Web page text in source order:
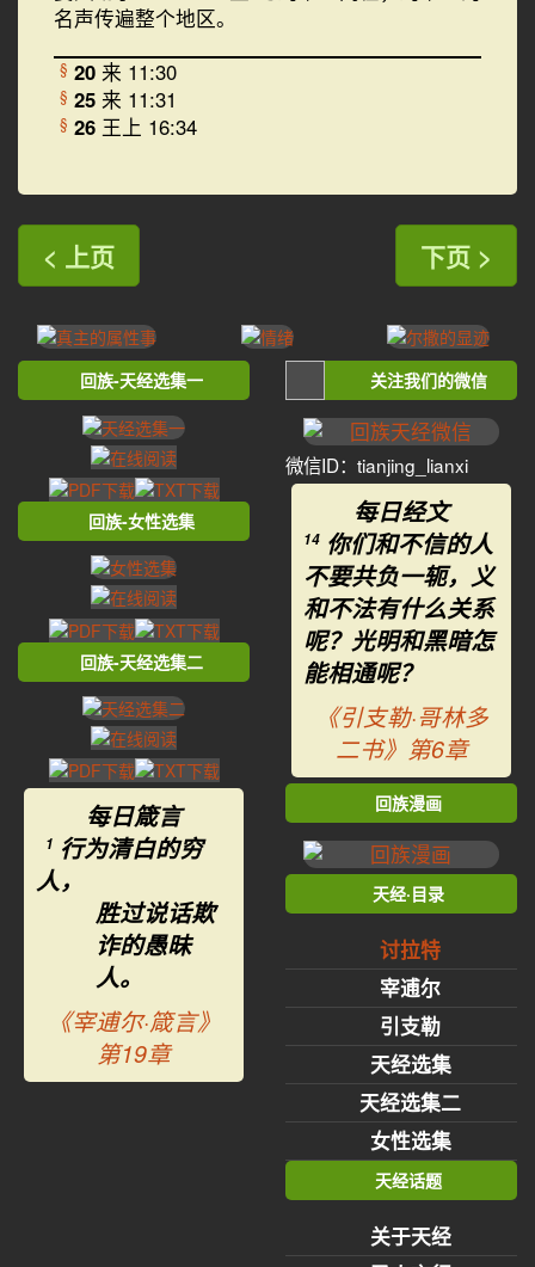
名声传遍整个地区。
§ 20 来 11:30
§ 25 来 11:31
§ 26 王上 16:34
< 上页 下页 >
回族-天经选集一
回族-女性选集
回族-天经选集二
每日箴言
1 行为清白的穷
人，
胜过说话欺
诈的愚昧
人。
《宰逋尔·箴言》
第19章
关注我们的微信
微信ID：tianjing_lianxi
每日经文
14 你们和不信的人
不要共负一轭，义
和不法有什么关系
呢？光明和黑暗怎
能相通呢？
《引支勒·哥林多
二书》第6章
回族漫画
天经·目录
讨拉特
宰逋尔
引支勒
天经选集
天经选集二
女性选集
天经话题
关于天经